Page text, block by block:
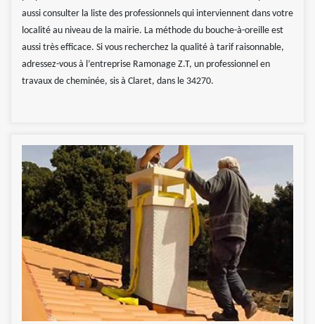
aussi consulter la liste des professionnels qui interviennent dans votre
localité au niveau de la mairie. La méthode du bouche-à-oreille est
aussi très efficace. Si vous recherchez la qualité à tarif raisonnable,
adressez-vous à l’entreprise Ramonage Z.T, un professionnel en
travaux de cheminée, sis à Claret, dans le 34270.